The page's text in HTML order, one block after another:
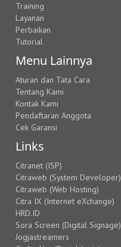
Training
Layanan
Perbaikan
Tutorial
Menu Lainnya
Aturan dan Tata Cara
Tentang Kami
Kontak Kami
Pendaftaran Anggota
Cek Garansi
Links
Citranet (ISP)
Citraweb (System Developer)
Citraweb (Web Hosting)
Citra IX (Internet eXchange)
HRD.ID
Sora Screen (Digital Signage)
Jogjastreamers